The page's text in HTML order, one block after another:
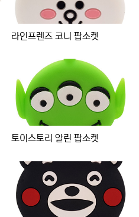
라인프렌즈 코니 팝소켓
토이스토리 알린 팝소켓